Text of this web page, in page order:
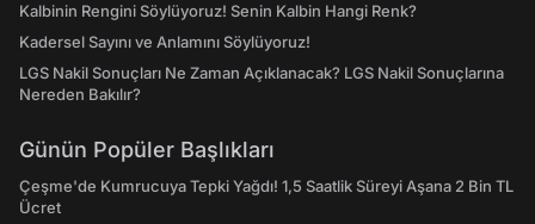
Kalbinin Rengini Söylüyoruz! Senin Kalbin Hangi Renk?
Kadersel Sayını ve Anlamını Söylüyoruz!
LGS Nakil Sonuçları Ne Zaman Açıklanacak? LGS Nakil Sonuçlarına
Nereden Bakılır?
Günün Popüler Başlıkları
Çeşme'de Kumrucuya Tepki Yağdı! 1,5 Saatlik Süreyi Aşana 2 Bin TL
Ücret